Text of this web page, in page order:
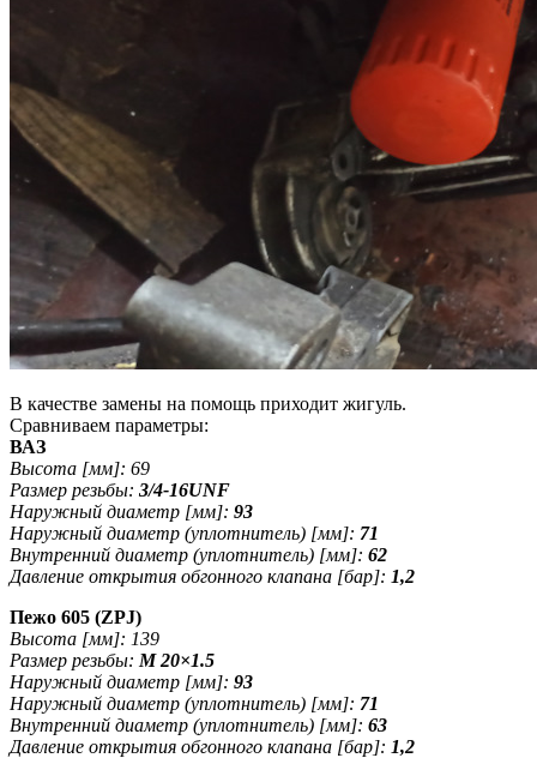
В качестве замены на помощь приходит жигуль.
Сравниваем параметры:
ВАЗ
Высота [мм]: 69
Размер резьбы: 3/4-16UNF
Наружный диаметр [мм]: 93
Наружный диаметр (уплотнитель) [мм]: 71
Внутренний диаметр (уплотнитель) [мм]: 62
Давление открытия обгонного клапана [бар]: 1,2
Пежо 605 (ZPJ)
Высота [мм]: 139
Размер резьбы: M 20×1.5
Наружный диаметр [мм]: 93
Наружный диаметр (уплотнитель) [мм]: 71
Внутренний диаметр (уплотнитель) [мм]: 63
Давление открытия обгонного клапана [бар]: 1,2